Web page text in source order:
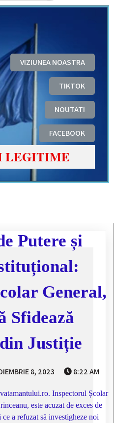
VIZIUNEA NOASTRA
TIKTOK
NOUTATI
FACEBOOK
LEGITIME
Putere și
General,
Sfidează
Justiție
8, 2023 8:22 AM
Inspectorul Școlar
este acuzat de exces de
a refuzat să investigheze noi